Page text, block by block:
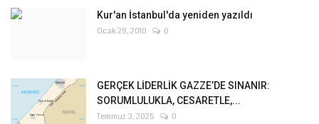
Kur'an İstanbul'da yeniden yazıldı
Ocak 29, 2010 0
GERÇEK LİDERLİK GAZZE’DE SINANIR:
SORUMLULUKLA, CESARETLE,...
Temmuz 3, 2025 0